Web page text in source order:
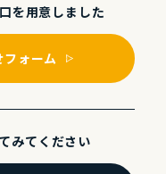
を⽤意しました
フォーム
みてください